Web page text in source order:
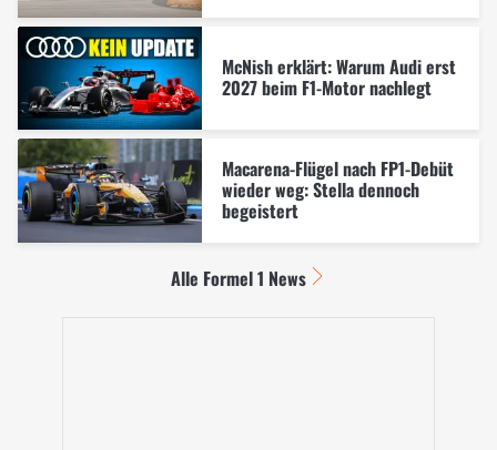
McNish erklärt: Warum Audi erst
2027 beim F1-Motor nachlegt
Macarena-Flügel nach FP1-Debüt
wieder weg: Stella dennoch
begeistert
Alle Formel 1 News